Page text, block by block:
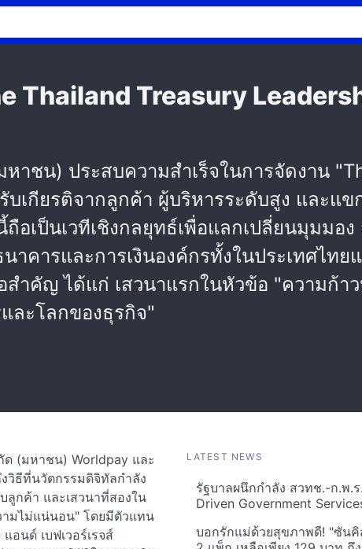
Thailand Treasury
าชน) ประสบความสำเร็จในการจัดงาน
เกียรติจากลูกค้า ผู้บริหารระดับสูง และแ
อเป็นเวทีเชิงกลยุทธ์เพื่อแลกเปลี่ยนมุมมอ
คารและการเงินองค์กรทั้งในประเทศไทย
ำคัญ ได้แก่ เสวนาแรกในหัวข้อ "ความก้า
ละโลกของธุรกิจ"
ด (มหาชน) Worldpay และ
วิธีที่นวัตกรรมดิจิทัลกำลัง
กค้า และเสวนาที่สองใน
มไม่แน่นอน" โดยมีตัวแทน
อนด์ เบฟเวอร์เรจส์
LATEST NEWS
รัฐบาลผนึกกำลัง สวทช.-ก.พ.
Driven Government
บอกรักแม่ด้วยสุขภาพดี! "ซัน